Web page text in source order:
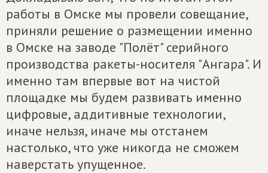
работы в Омске мы провели совещание,
приняли решение о размещении именно
в Омске на заводе "Полёт" серийного
производства ракеты-носителя "Ангара". И
именно там впервые вот на чистой
площадке мы будем развивать именно
цифровые, аддитивные технологии,
иначе нельзя, иначе мы отстанем
настолько, что уже никогда не сможем
наверстать упущенное.